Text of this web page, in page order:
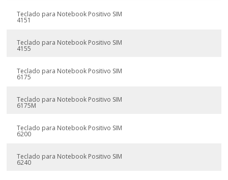
Teclado para Notebook Positivo SIM
4151
Teclado para Notebook Positivo SIM
4155
Teclado para Notebook Positivo SIM
6175
Teclado para Notebook Positivo SIM
6175M
Teclado para Notebook Positivo SIM
6200
Teclado para Notebook Positivo SIM
6240